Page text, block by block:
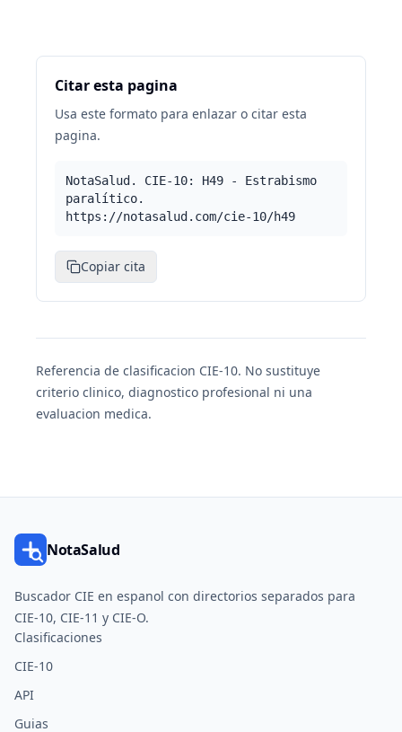
Citar esta pagina
Usa este formato para enlazar o citar esta
pagina.
NotaSalud. CIE-10: H49 - Estrabismo
paralítico.
https://notasalud.com/cie-10/h49
Copiar cita
Referencia de clasificacion CIE-10. No sustituye
criterio clinico, diagnostico profesional ni una
evaluacion medica.
NotaSalud
Buscador CIE en espanol con directorios separados para
CIE-10, CIE-11 y CIE-O.
Clasificaciones
CIE-10
API
Guias